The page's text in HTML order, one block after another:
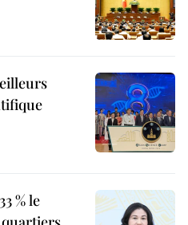
% le